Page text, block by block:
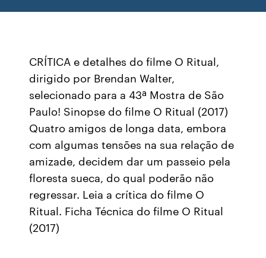
CRÍTICA e detalhes do filme O Ritual,
dirigido por Brendan Walter,
selecionado para a 43ª Mostra de São
Paulo! Sinopse do filme O Ritual (2017)
Quatro amigos de longa data, embora
com algumas tensões na sua relação de
amizade, decidem dar um passeio pela
floresta sueca, do qual poderão não
regressar. Leia a crítica do filme O
Ritual. Ficha Técnica do filme O Ritual
(2017)